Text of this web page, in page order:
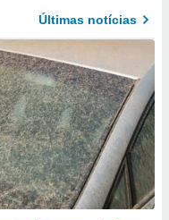
Últimas notícias